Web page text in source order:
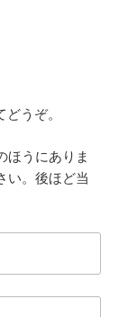
うぞ。
ほうにありま
い。後ほど当